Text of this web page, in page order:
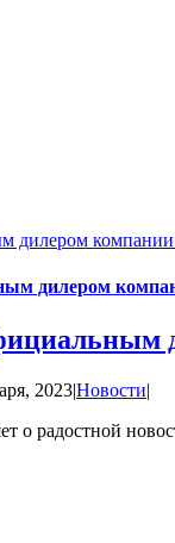
дилером
дилером
2023|Новости|
о радостной